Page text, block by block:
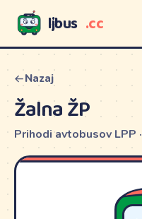
LJBUS ljbus .cc
Nazaj
Žalna ŽP
Prihodi avtobusov LPP ·